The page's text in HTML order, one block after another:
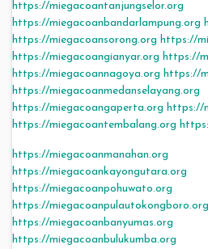
https://miegacoantanjungselor.org
https://miegacoanbandarlampung.org
https://miegacoansorong.org https://
https://miegacoangianyar.org https://
https://miegacoannagoya.org https://
https://miegacoanmedanselayang.org
https://miegacoangaperta.org https://
https://miegacoantembalang.org
https://miegacoanmanahan.org
https://miegacoankayongutara.org
https://miegacoanpohuwato.org
https://miegacoanpulautokongboro.org
https://miegacoanbanyumas.org
https://miegacoanbulukumba.org